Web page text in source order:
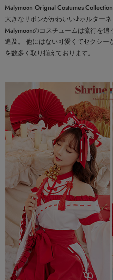
Malymoon Orignal Costumes
大きなリボンがかわいい♪ホルター
Malymoonのコスチュームは流行を
追及。 他にはない可愛くてセクシー
を数多く取り揃えております。